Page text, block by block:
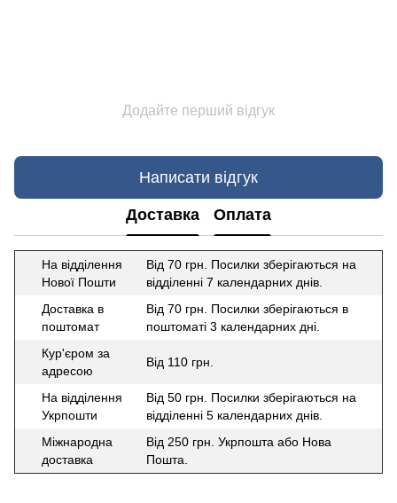
Додайте перший відгук
Написати відгук
Доставка Оплата
На відділення
Нової Пошти
Від 70 грн. Посилки зберігаються на
відділенні 7 календарних днів.
Доставка в
поштомат
Від 70 грн. Посилки зберігаються в
поштоматі 3 календарних дні.
Кур'єром за
адресою
Від 110 грн.
На відділення
Укрпошти
Від 50 грн. Посилки зберігаються на
відділенні 5 календарних днів.
Міжнародна
доставка
Від 250 грн. Укрпошта або Нова
Пошта.